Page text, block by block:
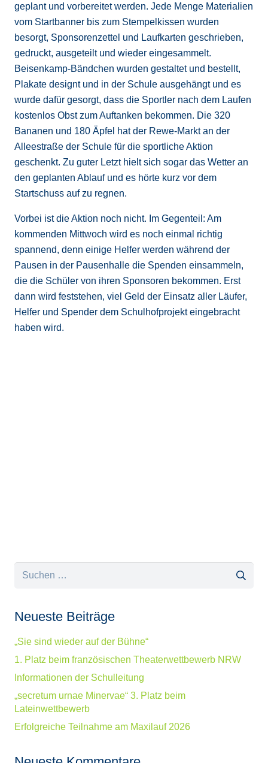
geplant und vorbereitet werden. Jede Menge Materialien
vom Startbanner bis zum Stempelkissen wurden
besorgt, Sponsorenzettel und Laufkarten geschrieben,
gedruckt, ausgeteilt und wieder eingesammelt.
Beisenkamp-Bändchen wurden gestaltet und bestellt,
Plakate designt und in der Schule ausgehängt und es
wurde dafür gesorgt, dass die Sportler nach dem Laufen
kostenlos Obst zum Auftanken bekommen. Die 320
Bananen und 180 Äpfel hat der Rewe-Markt an der
Alleestraße der Schule für die sportliche Aktion
geschenkt. Zu guter Letzt hielt sich sogar das Wetter an
den geplanten Ablauf und es hörte kurz vor dem
Startschuss auf zu regnen.
Vorbei ist die Aktion noch nicht. Im Gegenteil: Am
kommenden Mittwoch wird es noch einmal richtig
spannend, denn einige Helfer werden während der
Pausen in der Pausenhalle die Spenden einsammeln,
die die Schüler von ihren Sponsoren bekommen. Erst
dann wird feststehen, viel Geld der Einsatz aller Läufer,
Helfer und Spender dem Schulhofprojekt eingebracht
haben wird.
Suchen
Neueste Beiträge
„Sie sind wieder auf der Bühne“
1. Platz beim französischen Theaterwettbewerb NRW
Informationen der Schulleitung
„secretum urnae Minervae“ 3. Platz beim
Lateinwettbewerb
Erfolgreiche Teilnahme am Maxilauf 2026